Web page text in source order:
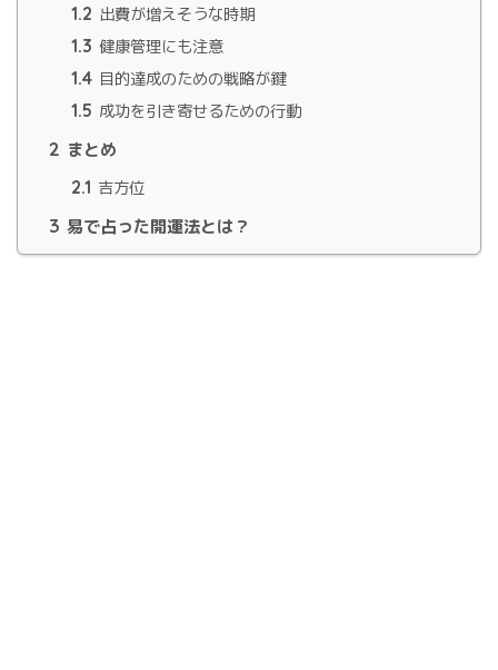
1.2 出費が増えそうな時期
1.3 健康管理にも注意
1.4 目的達成のための戦略が鍵
1.5 成功を引き寄せるための行動
2 まとめ
2.1 吉方位
3 易で占った開運法とは？